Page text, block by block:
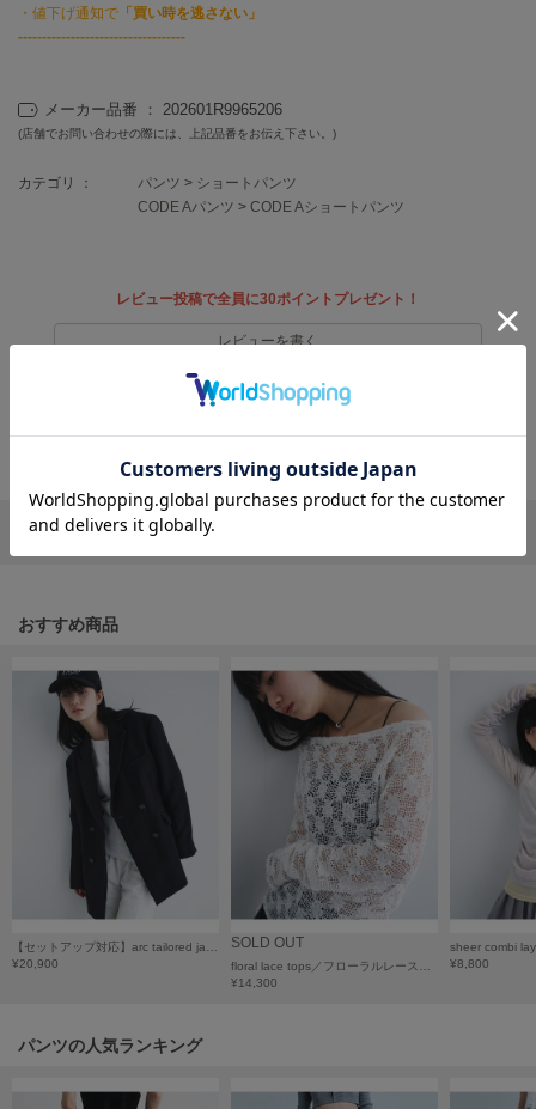
ジェラート ピケ
gelato pique Sleep
へノン
ハンター
HOKA ONEONE
ホカ オネオネ
KEEN
キーン
le coq sportif
LeSportsac
レスポートサック
LILY BROWN
・値下げ通知で 「買い時を逃さない」
-----------------------------------
メーカー品番 ： 202601R9965206
(店舗でお問い合わせの際には、上記品番をお伝え下さい。)
カテゴリ ： パンツ > ショートパンツ
CODE Aパンツ > CODE Aショートパンツ
レビュー投稿で全員に30ポイントプレゼント！
レビューを書く
レビューはマイページのご注文履歴から投稿いただけます
返品・キャンセルについて
リポストする
おすすめ商品
¥20,900
SOLD OUT
¥14,300
¥8,800
パンツの人気ランキング